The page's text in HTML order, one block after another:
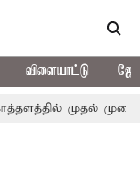
விளையாட்டு
முதல் முறையாக